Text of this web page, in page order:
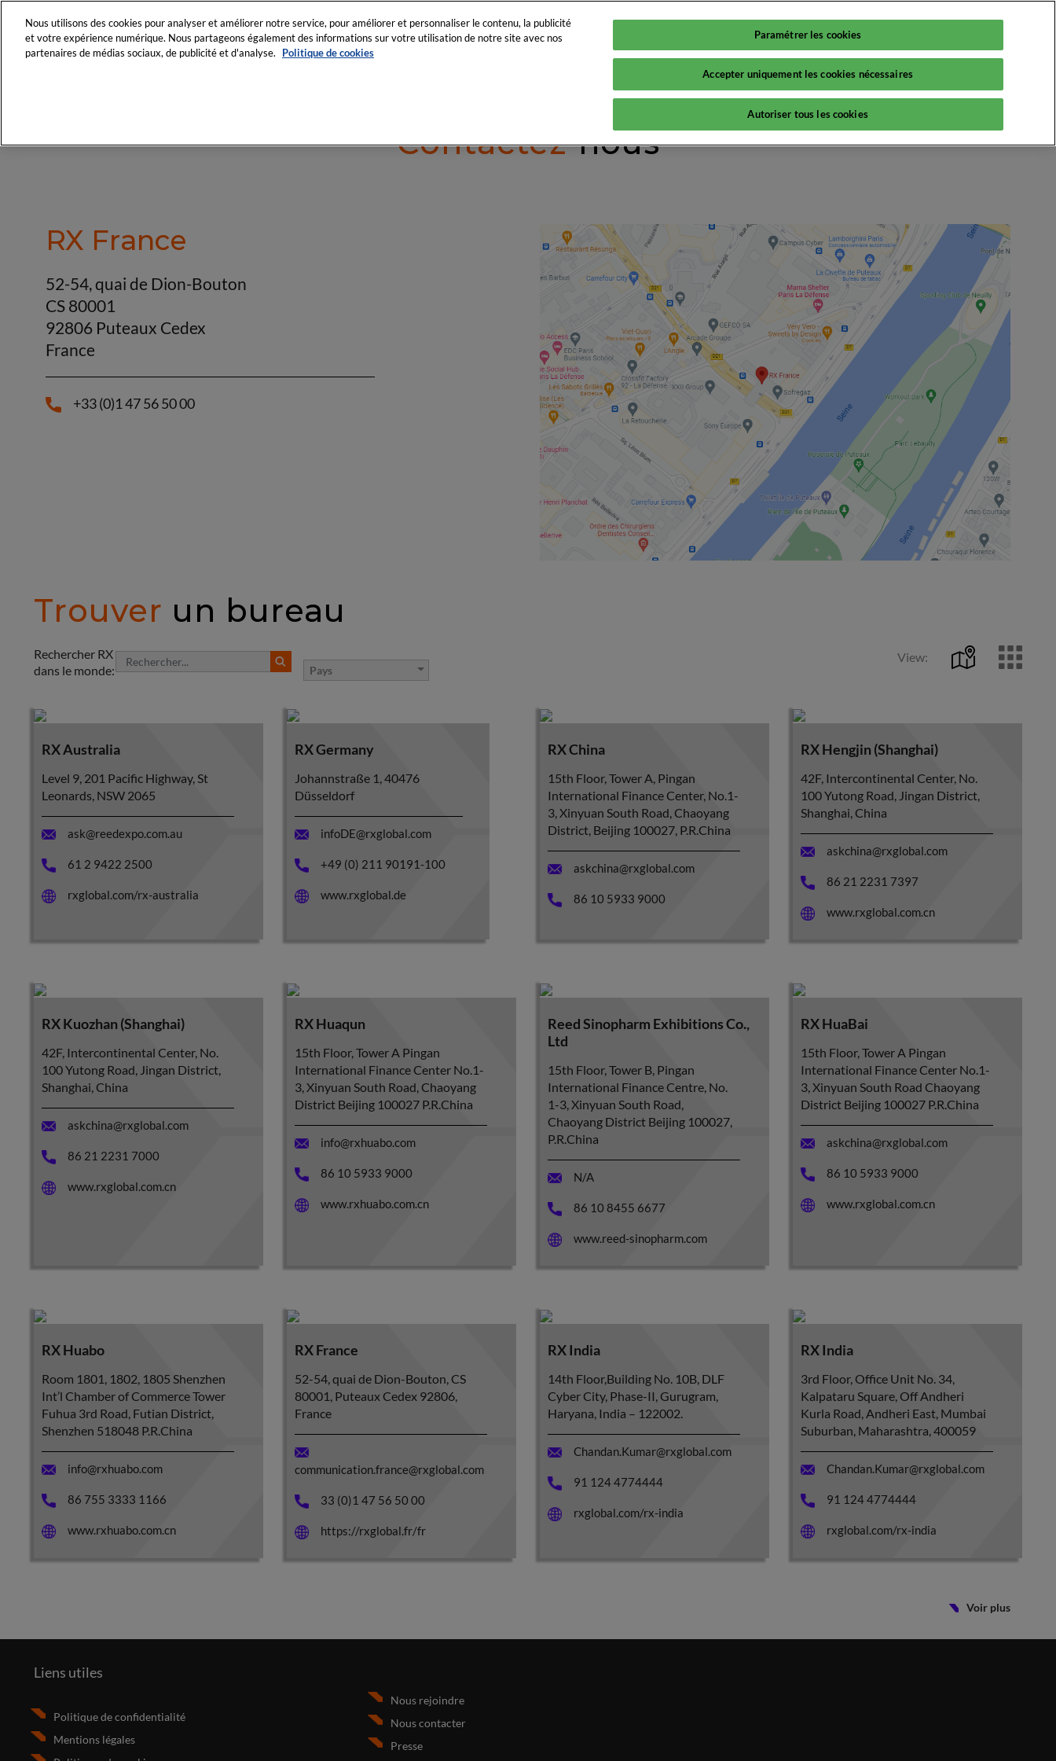
RX France
Français
À propos Nos événements La vie chez RX France Presse Contact
Contactez-nous
RX France
52-54, quai de Dion-Bouton
CS 80001
92806 Puteaux Cedex
France
+33 (0)1 47 56 50 00
Trouver un bureau
Rechercher RX
dans le monde:
Pays
View:
RX Australia
Level 9, 201 Pacific Highway, St
Leonards, NSW 2065
ask@reedexpo.com.au
61 2 9422 2500
rxglobal.com/rx-australia
RX Germany
Johannstraße 1, 40476
Düsseldorf
infoDE@rxglobal.com
+49 (0) 211 90191-100
www.rxglobal.de
RX China
15th Floor, Tower A, Pingan
International Finance Center, No.1-
3, Xinyuan South Road, Chaoyang
District, Beijing 100027, P.R.China
askchina@rxglobal.com
86 10 5933 9000
RX Hengjin (Shanghai)
42F, Intercontinental Center, No.
100 Yutong Road, Jingan District,
Shanghai, China
askchina@rxglobal.com
86 21 2231 7397
www.rxglobal.com.cn
RX Kuozhan (Shanghai)
42F, Intercontinental Center, No.
100 Yutong Road, Jingan District,
Shanghai, China
askchina@rxglobal.com
86 21 2231 7000
www.rxglobal.com.cn
RX Huaqun
15th Floor, Tower A Pingan
International Finance Center No.1-
3, Xinyuan South Road, Chaoyang
District Beijing 100027 P.R.China
info@rxhuabo.com
86 10 5933 9000
www.rxhuabo.com.cn
Reed Sinopharm Exhibitions Co.,
Ltd
15th Floor, Tower B, Pingan
International Finance Centre, No.
1-3, Xinyuan South Road,
Chaoyang District Beijing 100027,
P.R.China
N/A
86 10 8455 6677
www.reed-sinopharm.com
RX HuaBai
15th Floor, Tower A Pingan
International Finance Center No.1-
3, Xinyuan South Road Chaoyang
District Beijing 100027 P.R.China
askchina@rxglobal.com
86 10 5933 9000
www.rxglobal.com.cn
RX Huabo
Room 1801, 1802, 1805 Shenzhen
Int’l Chamber of Commerce Tower
Fuhua 3rd Road, Futian District,
Shenzhen 518048 P.R.China
info@rxhuabo.com
86 755 3333 1166
www.rxhuabo.com.cn
RX France
52-54, quai de Dion-Bouton, CS
80001, Puteaux Cedex 92806,
France
communication.france@rxglobal.com
33 (0)1 47 56 50 00
https://rxglobal.fr/fr
RX India
14th Floor,Building No. 10B, DLF
Cyber City, Phase-II, Gurugram,
Haryana, India – 122002.
Chandan.Kumar@rxglobal.com
91 124 4774444
rxglobal.com/rx-india
RX India
3rd Floor, Office Unit No. 34,
Kalpataru Square, Off Andheri
Kurla Road, Andheri East, Mumbai
Suburban, Maharashtra, 400059
Chandan.Kumar@rxglobal.com
91 124 4774444
rxglobal.com/rx-india
Voir plus
Liens utiles
Politique de confidentialité
Mentions légales
Nous rejoindre
Nous contacter
Presse
Nous utilisons des cookies pour analyser et améliorer notre service, pour améliorer et personnaliser le contenu, la publicité
et votre expérience numérique. Nous partageons également des informations sur votre utilisation de notre site avec nos
partenaires de médias sociaux, de publicité et d'analyse.
Politique de cookies
Paramétrer les cookies
Accepter uniquement les cookies nécessaires
Autoriser tous les cookies